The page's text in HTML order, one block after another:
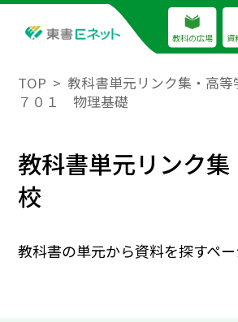
教科の広場 資
TOP
教科書単元リンク集・高等
７０１ 物理基礎
教科書単元リンク集
校
教科書の単元から資料を探すペー